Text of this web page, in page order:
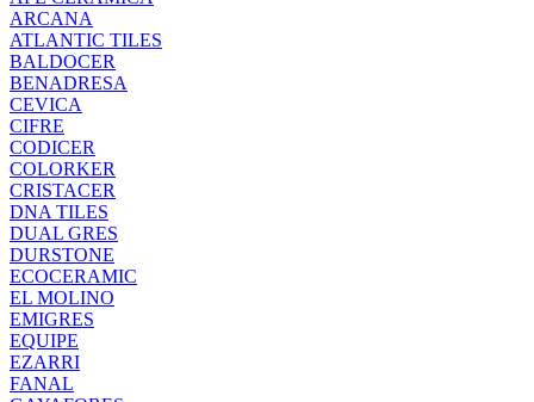
ARCANA
ATLANTIC TILES
BALDOCER
BENADRESA
CEVICA
CIFRE
CODICER
COLORKER
CRISTACER
DNA TILES
DUAL GRES
DURSTONE
ECOCERAMIC
EL MOLINO
EMIGRES
EQUIPE
EZARRI
FANAL